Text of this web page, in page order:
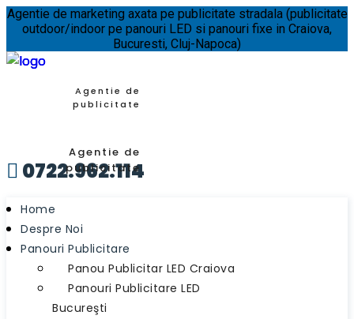
Agentie de marketing axata pe publicitate stradala (publicitate
outdoor/indoor pe panouri LED si panouri fixe in Craiova,
Bucuresti, Cluj-Napoca)
Agentie de
publicitate
Agentie de
publicitate
 0722.962.114
Home
Despre Noi
Panouri Publicitare
Panou Publicitar LED Craiova
Panouri Publicitare LED
Bucureşti